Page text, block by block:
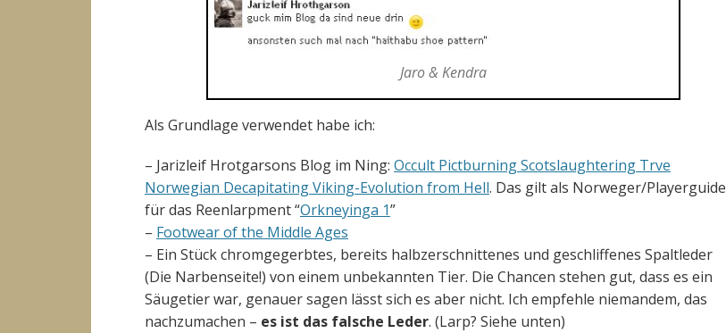
Jaro & Kendra
Als Grundlage verwendet habe ich:
– Jarizleif Hrotgarsons Blog im Ning: Occult Pictburning Scotslaughtering Trve
Norwegian Decapitating Viking-Evolution from Hell. Das gilt als Norweger/Playerguide
für das Reenlarpment “Orkneyinga 1”
– Footwear of the Middle Ages
– Ein Stück chromgegerbtes, bereits halbzerschnittenes und geschliffenes Spaltleder
(Die Narbenseite!) von einem unbekannten Tier. Die Chancen stehen gut, dass es ein
Säugetier war, genauer sagen lässt sich es aber nicht. Ich empfehle niemandem, das
nachzumachen – es ist das falsche Leder. (Larp? Siehe unten)